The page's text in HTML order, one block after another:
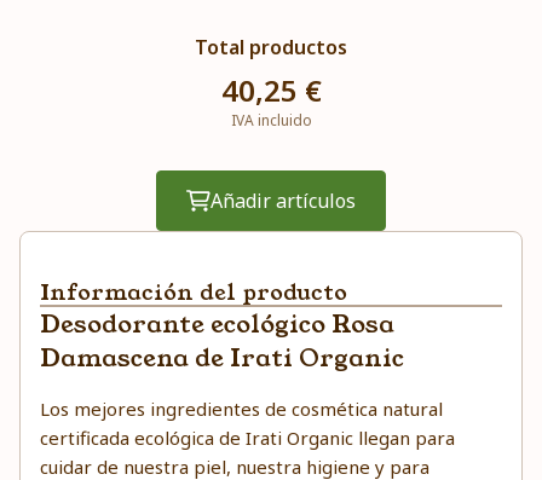
Total productos
40,25 €
IVA incluido
Añadir artículos
Información del producto
Desodorante ecológico Rosa
Damascena de Irati Organic
Los mejores ingredientes de cosmética natural
certificada ecológica de Irati Organic llegan para
cuidar de nuestra piel, nuestra higiene y para